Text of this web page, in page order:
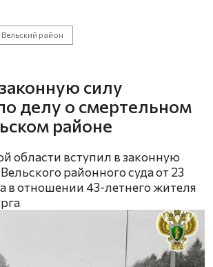
Вельский район
силу
делу о смертельном
районе
области вступил в законную
районного суда от 23
в отношении 43-летнего жителя